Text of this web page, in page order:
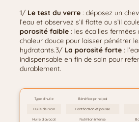
1/ Le test du verre : déposez un
l’eau et observez s’il flotte ou s’il
porosité faible : les écailles
chaleur douce pour laisser pénétrer
hydratants.3/ La porosité forte :
indispensable en fin de soin pour
durablement.
Type d huile Bénéfice principal
Huile de ricin Fortification et pousse
Huile d avocat Nutrition intense